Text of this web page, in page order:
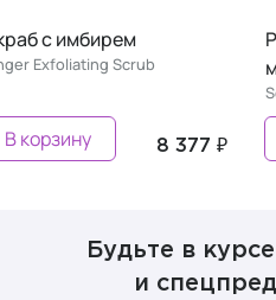
Скраб с имбирем
Ginger Exfoliating Scrub
8 377 ₽
В корзину
Будьте в
и